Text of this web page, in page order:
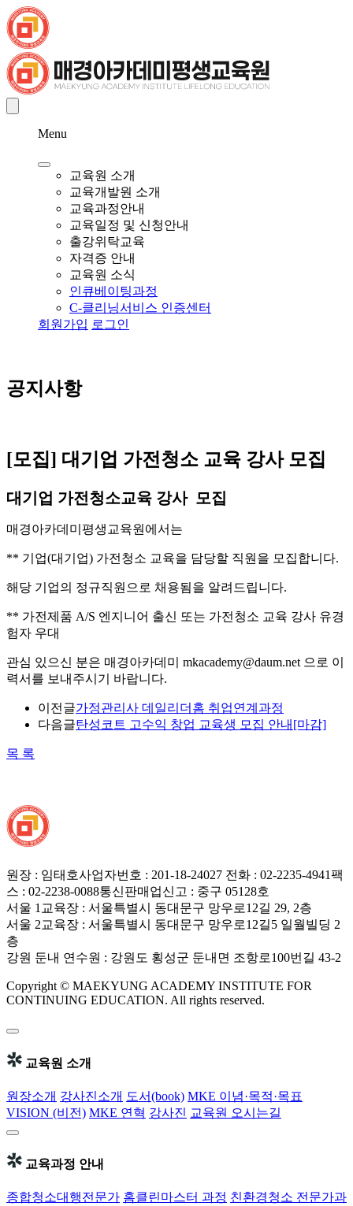
Menu
교육원 소개
교육개발원 소개
교육과정안내
교육일정 및 신청안내
출강위탁교육
자격증 안내
교육원 소식
인큐베이팅과정
C-클리닝서비스 인증센터
회원가입 로그인
공지사항
[모집] 대기업 가전청소 교육 강사 모집
대기업 가전청소교육 강사 모집
매경아카데미평생교육원에서는
** 기업(대기업) 가전청소 교육을 담당할 직원을 모집합니다.
해당 기업의 정규직원으로 채용됨을 알려드립니다.
** 가전제품 A/S 엔지니어 출신 또는 가전청소 교육 강사 유경
험자 우대
관심 있으신 분은 매경아카데미 mkacademy@daum.net 으로 이
력서를 보내주시기 바랍니다.
이전글가정관리사 데일리더홈 취업연계과정
다음글탄성코트 고수익 창업 교육생 모집 안내[마감]
목 록
원장 : 임태호사업자번호 : 201-18-24027 전화 : 02-2235-4941팩
스 : 02-2238-0088통신판매업신고 : 중구 05128호
서울 1교육장 : 서울특별시 동대문구 망우로12길 29, 2층
서울 2교육장 : 서울특별시 동대문구 망우로12길5 일월빌딩 2
층
강원 둔내 연수원 : 강원도 횡성군 둔내면 조항로100번길 43-2
Copyright © MAEKYUNG ACADEMY INSTITUTE FOR
CONTINUING EDUCATION. All rights reserved.
교육원 소개
원장소개 강사진소개 도서(book) MKE 이념·목적·목표
VISION (비전) MKE 연혁 강사진 교육원 오시는길
교육과정 안내
종합청소대행전문가 홈클린마스터 과정 친환경청소 전문가과